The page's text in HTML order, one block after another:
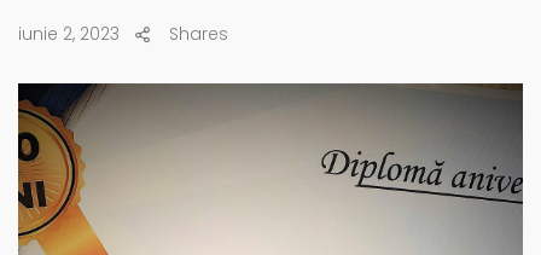
iunie 2, 2023 Shares